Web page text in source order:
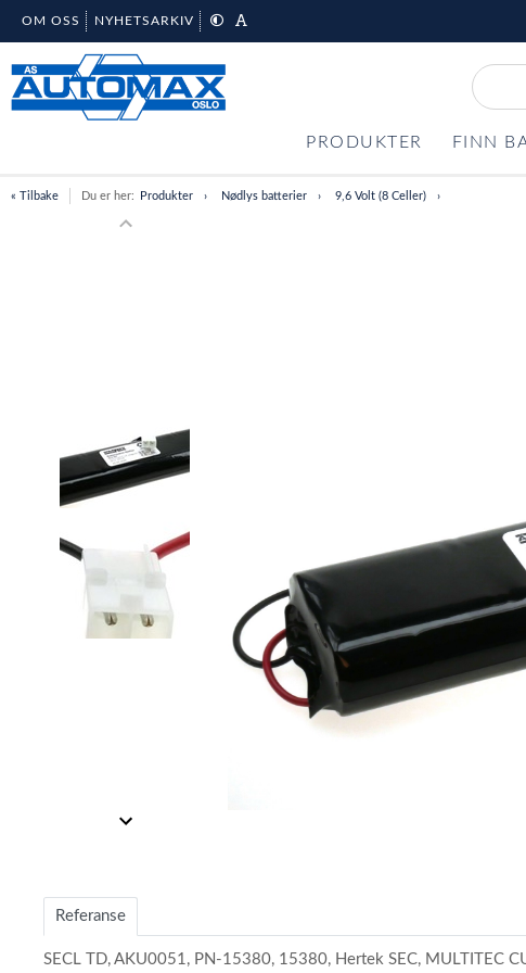
OM OSS NYHETSARKIV
PRODUKTER FINN
« Tilbake Du er her: Produkter Nødlys batterier 9,6 Volt (8 Celler)
Referanse
SECL TD, AKU0051, PN-15380, 15380, Hertek SEC, MULTITEC